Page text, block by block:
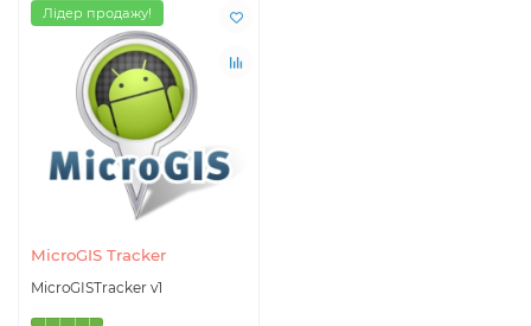
Лідер продажу!
MicroGIS Tracker
MicroGISTracker v1